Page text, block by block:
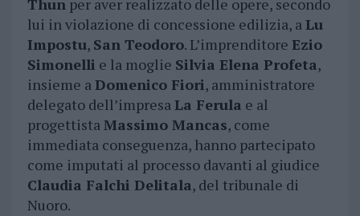
Thunper aver realizzato delle opere, secondo
lui in violazione di concessione edilizia, aLu
Impostu, San Teodoro. L’imprenditore Ezio
Simonelli e la moglie Silvia Elena Profeta,
insieme aDomenico Fiori, amministratore
delegato dell’impresaLa Ferula e al
progettistaMassimo Mancas, come
immediata conseguenza, hanno partecipato
come imputati al processo davanti al giudice
Claudia Falchi Delitala, del tribunale di
Nuoro.